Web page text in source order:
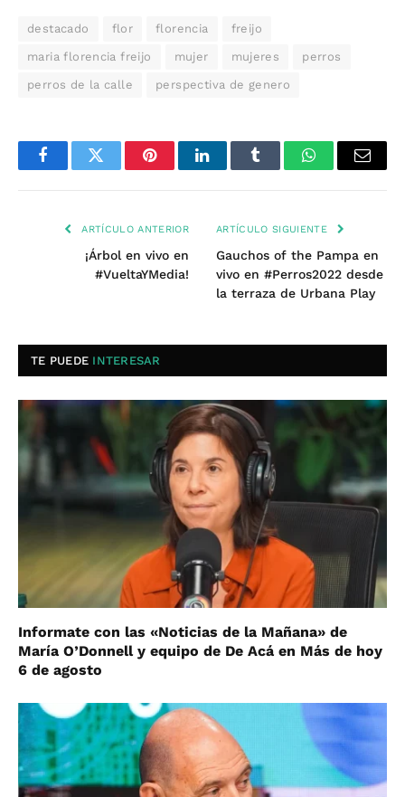
destacado flor florencia freijo
maria florencia freijo mujer mujeres perros
perros de la calle perspectiva de genero
FacebookTwitter PinterestLinkedInTumblr WhatsAppEmail
ARTÍCULO ANTERIOR
¡Árbol en vivo en
#VueltaYMedia!
ARTÍCULO SIGUIENTE
Gauchos of the Pampa en
vivo en #Perros2022 desde
la terraza de Urbana Play
TE PUEDE INTERESAR
Informate con las «Noticias de la Mañana» de
María O’Donnell y equipo de De Acá en Más de hoy
6 de agosto